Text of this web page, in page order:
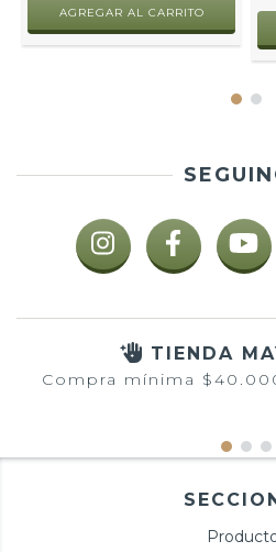
TIENDA
Compra mínima